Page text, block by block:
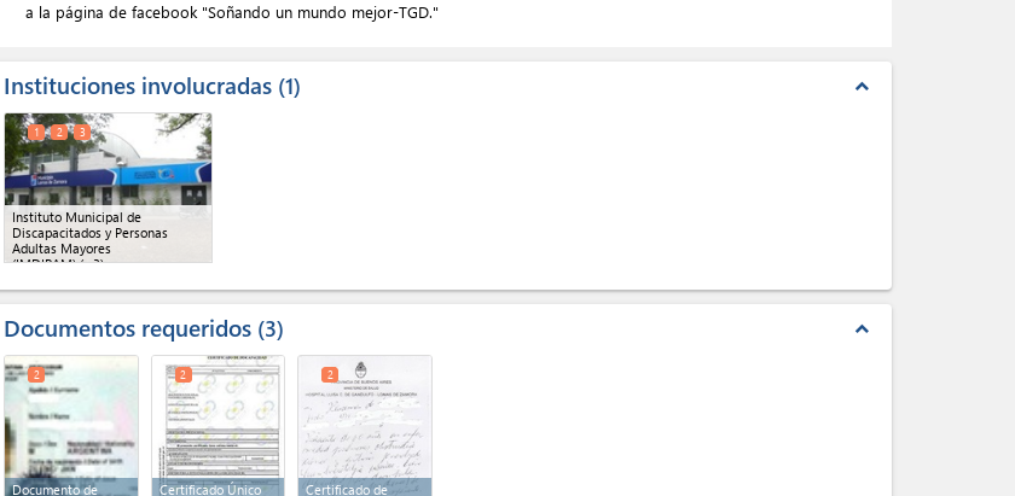
a la página de facebook "Soñando un mundo mejor-TGD."
Instituciones involucradas 1 expand_less
Instituto Municipal de
Discapacitados y Personas
Adultas Mayores
(IMDIPAM)(x 3)
1 2 3
Documentos requeridos 3 expand_less
Documento de
2
Certificado Único
2
Certificado de
2